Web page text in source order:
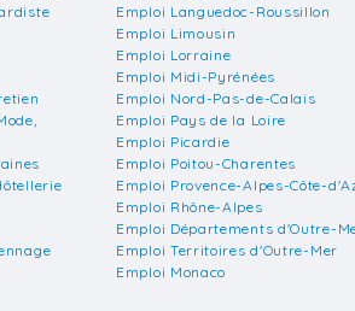
Emploi Languedoc-Roussillon
Emploi Limousin
Emploi Lorraine
Emploi Midi-Pyrénées
Emploi Nord-Pas-de-Calais
Emploi Pays de la Loire
Emploi Picardie
Emploi Poitou-Charentes
Emploi Provence-Alpes-Côte-
Emploi Rhône-Alpes
Emploi Départements d'Outre-
Emploi Territoires d'Outre-Mer
Emploi Monaco